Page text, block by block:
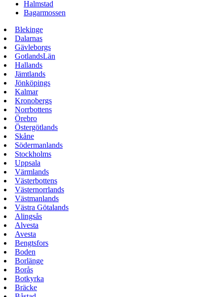
Halmstad
Bagarmossen
Blekinge
Dalarnas
Gävleborgs
GotlandsLän
Hallands
Jämtlands
Jönköpings
Kalmar
Kronobergs
Norrbottens
Örebro
Östergötlands
Skåne
Södermanlands
Stockholms
Uppsala
Värmlands
Västerbottens
Västernorrlands
Västmanlands
Västra Götalands
Alingsås
Alvesta
Avesta
Bengtsfors
Boden
Borlänge
Borås
Botkyrka
Bräcke